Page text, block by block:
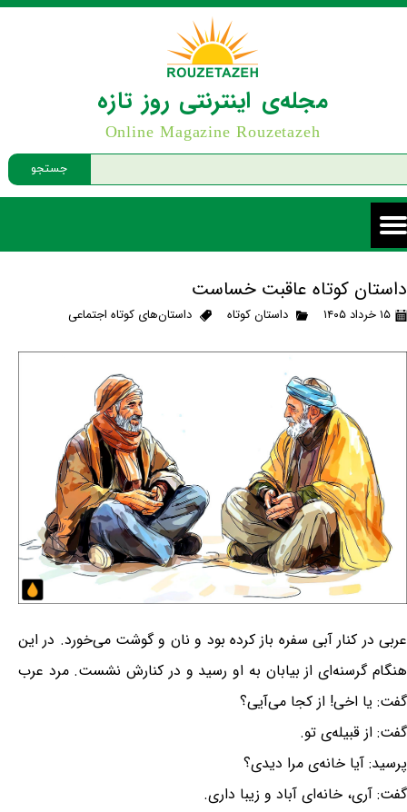
جستجو
مجله‌ی اینترنتی روز تازه
Online Magazine Rouzetazeh
داستان کوتاه عاقبت خساست
۱۵ خرداد ۱۴۰۵ داستان کوتاه داستان‌های کوتاه اجتماعی
عربی در کنار آبی سفره باز کرده بود و نان و گوشت می‌خورد. در این
هنگام گرسنه‌ای از بیابان به او رسید و در کنارش نشست. مرد عرب
گفت: یا اخی! از کجا می‌آیی؟
گفت: از قبیله‌ی تو.
پرسید: آیا خانه‌ی مرا دیدی؟
گفت: آری، خانه‌ای آباد و زیبا داری.